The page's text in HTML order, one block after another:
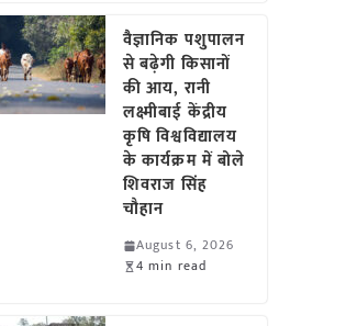
वैज्ञानिक पशुपालन
से बढ़ेगी किसानों
की आय, रानी
लक्ष्मीबाई केंद्रीय
कृषि विश्वविद्यालय
के कार्यक्रम में बोले
शिवराज सिंह
चौहान
August 6, 2026
4 min read